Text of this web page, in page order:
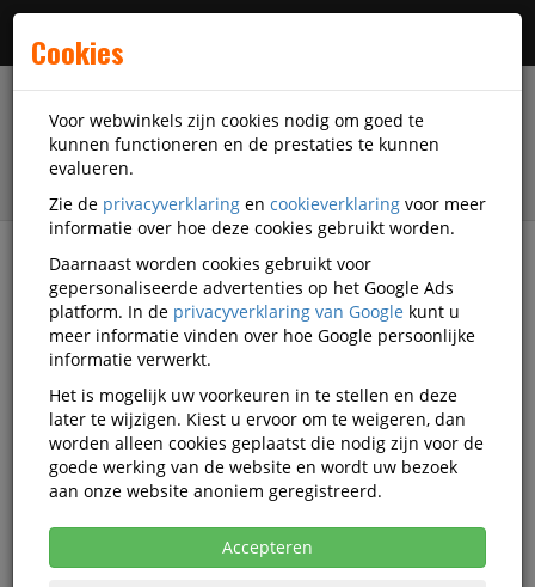
filter
Schrijfwaren Fellowes
Fellowes schrijfwaren
Fellowes Pennen
Cookies
Voor webwinkels zijn cookies nodig om goed te
kunnen functioneren en de prestaties te kunnen
evalueren.
Zie de privacyverklaring en cookieverklaring voor meer
informatie over hoe deze cookies gebruikt worden.
Daarnaast worden cookies gebruikt voor
gepersonaliseerde advertenties op het Google Ads
platform. In de privacyverklaring van Google kunt u
meer informatie vinden over hoe Google persoonlijke
informatie verwerkt.
Het is mogelijk uw voorkeuren in te stellen en deze
later te wijzigen. Kiest u ervoor om te weigeren, dan
worden alleen cookies geplaatst die nodig zijn voor de
goede werking van de website en wordt uw bezoek
aan onze website anoniem geregistreerd.
Accepteren